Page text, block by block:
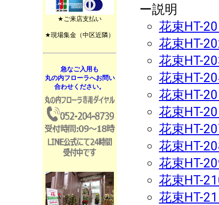
★ご来店支払い
★現場集金（中区近隣）
急なご入用も
丸の内フローラへお問い
合わせください。
ー説明
花束HT-
花束HT-
花束HT-
花束HT-
花束HT-
花束HT-
花束HT-
花束HT-
花束HT-
花束HT-
花束HT-